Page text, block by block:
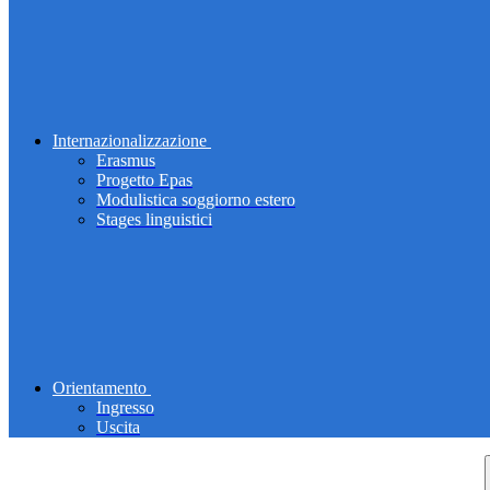
Internazionalizzazione
Erasmus
Progetto Epas
Modulistica soggiorno estero
Stages linguistici
Orientamento
Ingresso
Uscita